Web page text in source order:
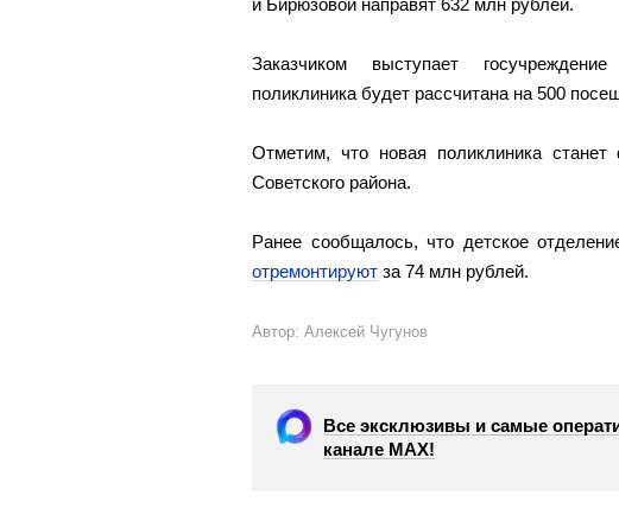
и Бирюзовой направят 632 млн рублей.
Заказчиком выступает госучреждение
поликлиника будет рассчитана на 500
Отметим, что новая поликлиника
Советского района.
Ранее сообщалось, что детское
отремонтируют за 74 млн рублей.
Автор: Алексей Чугунов
Все эксклюзивы и самые
канале МАХ!